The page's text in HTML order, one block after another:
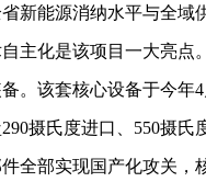
新能源消纳水平与全域
化是该项目一大亮点。
。该套核心设备于今年
摄氏度进口、550摄
全部实现国产化攻关，